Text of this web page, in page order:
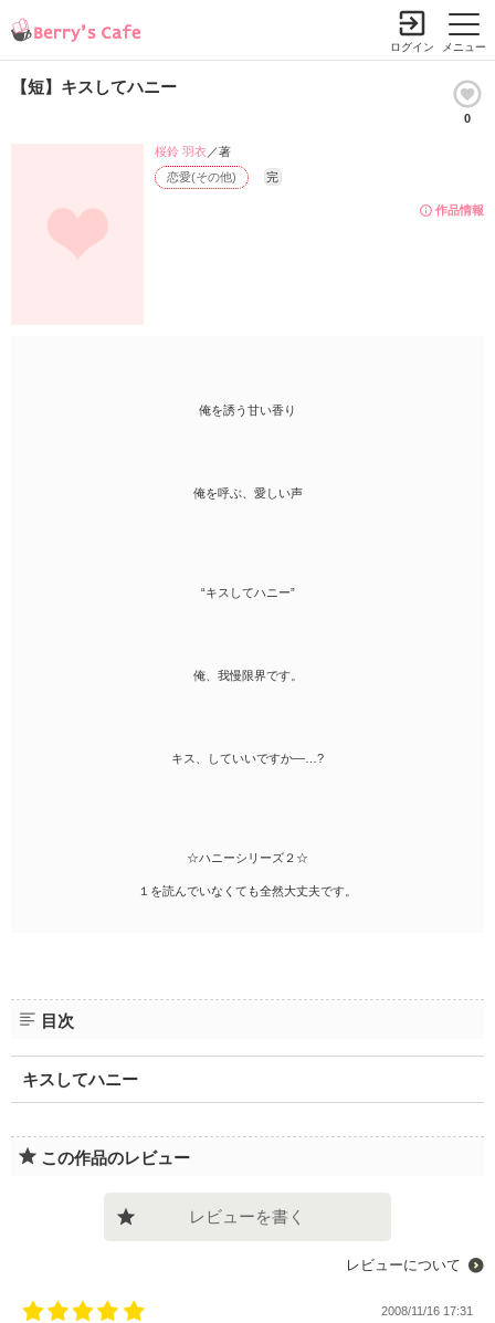
メニュー
ログイン
【短】キスしてハニー
0
作品情報
恋愛(その他) 完
桜鈴 羽衣／著
俺を誘う甘い香り
俺を呼ぶ、愛しい声
“キスしてハニー”
俺、我慢限界です。
キス、していいですか―…?
☆ハニーシリーズ２☆
１を読んでいなくても全然大丈夫です。
目次
キスしてハニー
この作品のレビュー
レビューを書く
レビューについて
2008/11/16 17:31